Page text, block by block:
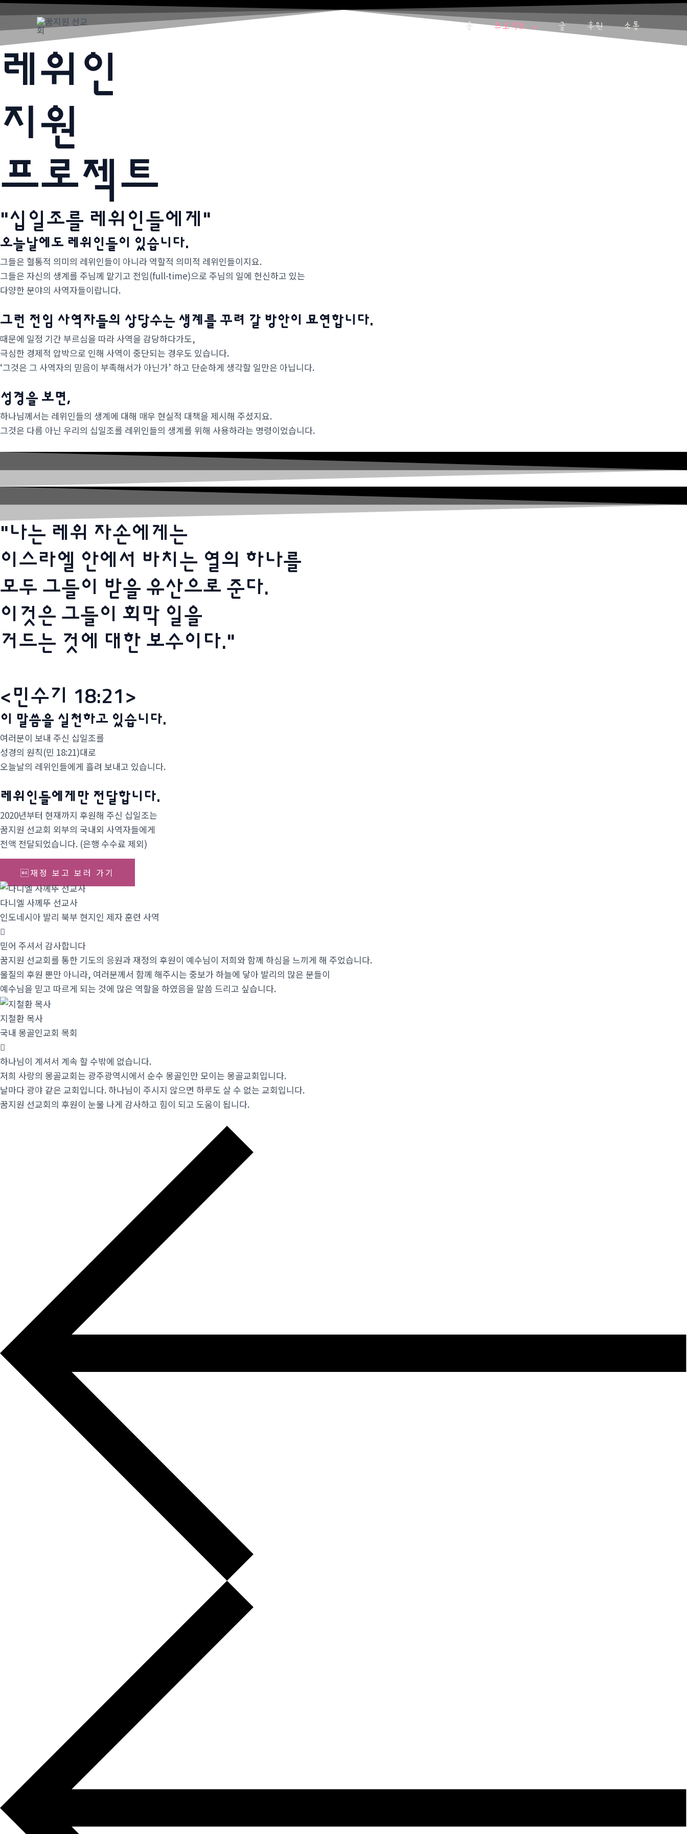
Skip
content
홈 프로젝트 글 후원 소통
레위인
지원
프로젝트
"십일조를 레위인들에게"
오늘날에도 레위인들이 있습니다.
그들은 혈통적 의미의 레위인들이 아니라 역할적 의미적 레위인들이지요.
그들은 자신의 생계를 주님께 맡기고 전임(full-time)으로 주님의 일에 헌신하고 있는
다양한 분야의 사역자들이랍니다.
그런 전임 사역자들의 상당수는 생계를 꾸려 갈 방안이 묘연합니다.
때문에 일정 기간 부르심을 따라 사역을 감당하다가도,
극심한 경제적 압박으로 인해 사역이 중단되는 경우도 있습니다.
‘그것은 그 사역자의 믿음이 부족해서가 아닌가’ 하고 단순하게 생각할 일만은 아닙니다.
성경을 보면,
하나님께서는 레위인들의 생계에 대해 매우 현실적 대책을 제시해 주셨지요.
그것은 다름 아닌 우리의 십일조를 레위인들의 생계를 위해 사용하라는 명령이었습니다.
"나는 레위 자손에게는
이스라엘 안에서 바치는 열의 하나를
모두 그들이 받을 유산으로 준다.
이것은 그들이 회막 일을
거드는 것에 대한 보수이다."
<민수기 18:21>
이 말씀을 실천하고 있습니다.
여러분이 보내 주신 십일조를
성경의 원칙(민 18:21)대로
오늘날의 레위인들에게 흘려 보내고 있습니다.
레위인들에게만 전달합니다.
2020년부터 현재까지 후원해 주신 십일조는
꿈지원 선교회 외부의 국내외 사역자들에게
전액 전달되었습니다. (은행 수수료 제외)
재정 보고 보러 가기
다니엘 사께뚜 선교사
인도네시아 발리 북부 현지인 제자 훈련 사역
믿어 주셔서 감사합니다
꿈지원 선교회를 통한 기도의 응원과 재정의 후원이 예수님이 저희와 함께 하심을 느끼게 해 주었습니다.
물질의 후원 뿐만 아니라, 여러분께서 함께 해주시는 중보가하늘에 닿아 발리의 많은 분들이
예수님을 믿고 따르게 되는 것에 많은 역할을 하였음을 말씀 드리고 싶습니다.
지철환 목사
국내 몽골인교회 목회
하나님이 계셔서 계속 할 수밖에 없습니다.
저희 사랑의 몽골교회는 광주광역시에서 순수 몽골인만 모이는 몽골교회입니다.
날마다 광야 같은 교회입니다. 하나님이 주시지 않으면 하루도 살 수 없는 교회입니다.
꿈지원 선교회의 후원이 눈물 나게 감사하고 힘이 되고 도움이 됩니다.